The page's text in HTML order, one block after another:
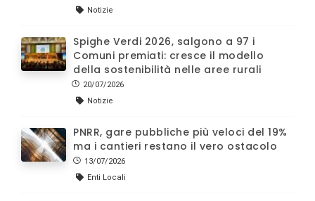
Notizie
Spighe Verdi 2026, salgono a 97 i
Comuni premiati: cresce il modello
della sostenibilità nelle aree rurali
20/07/2026
Notizie
PNRR, gare pubbliche più veloci del 19%
ma i cantieri restano il vero ostacolo
13/07/2026
Enti Locali